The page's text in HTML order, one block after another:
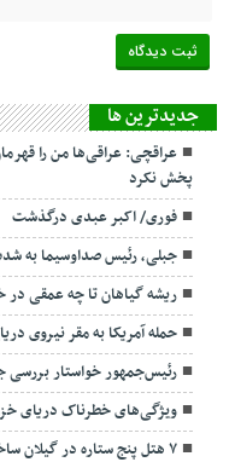
جديدترين ها
عراقچی: عراقی‌ها من را
پخش نکرد
فوری/ اکبر عبدی درگذشت
جبلی، رئیس صداوسیما به
ریشه گیاهان تا چه عمقی در
حمله آمریکا به مقر نیروی
رئیس‌جمهور خواستار
ویژگی‌های خطرناک دریای
۷ هتل پنج ستاره در گیلان ساخته می‌شود